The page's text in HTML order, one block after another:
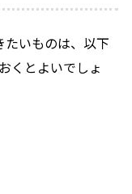
いものは、以下
くとよいでしょ